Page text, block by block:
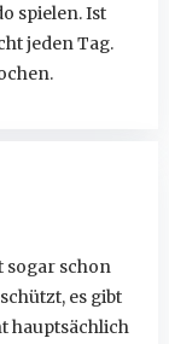
spielen. Ist
jeden Tag.
sogar schon
es gibt
hauptsächlich